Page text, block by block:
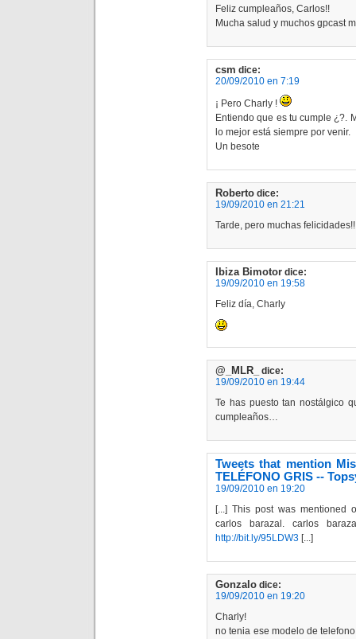
Feliz cumpleaños, Carlos!!
Mucha salud y muchos gpcast
csm dice:
20/09/2010 en 7:19
¡ Pero Charly !
Entiendo que es tu cumple ¿?.
lo mejor está siempre por venir.
Un besote
Roberto dice:
19/09/2010 en 21:21
Tarde, pero muchas felicidades!!
Ibiza Bimotor dice:
19/09/2010 en 19:58
Feliz día, Charly
@_MLR_
dice:
19/09/2010 en 19:44
Te has puesto tan nostálgico
cumpleaños…
Tweets that mention
TELÉFONO GRIS --
19/09/2010 en 19:20
[...] This post was mentioned
carlos barazal. carlos
http://bit.ly/95LDW3 [...]
Gonzalo dice:
19/09/2010 en 19:20
Charly!
no tenia ese modelo de